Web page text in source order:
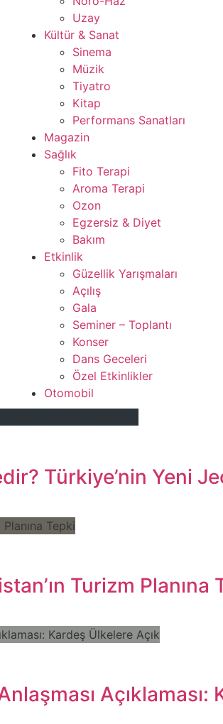
Uzay
Kültür & Sanat
Sinema
Müzik
Tiyatro
Kitap
Performans Sanatları
Magazin
Sağlık
Fito Terapi
Aroma Terapi
Ozon
Egzersiz & Diyet
Bakım
Etkinlik
Güzellik Yarışmaları
Açılış
Gala
Seminer – Toplantı
Konser
Dans Geceleri
Özel Etkinlikler
Otomobil
Türkiye’nin Yeni
Turizm Planına
Açıklaması: